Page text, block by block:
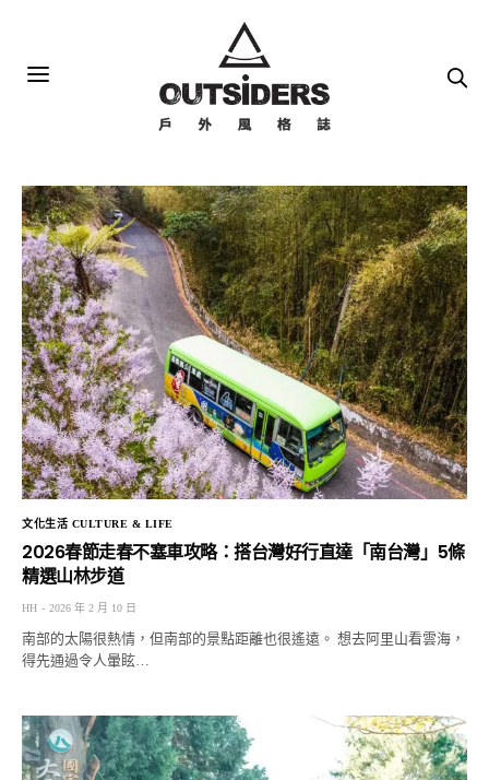
文化生活 CULTURE & LIFE
2026春節走春不塞車攻略：搭台灣好行直達「南台灣」5條
精選山林步道
HH 2026 年 2 月 10 日
南部的太陽很熱情，但南部的景點距離也很遙遠。 想去阿里山看雲海，
得先通過令人暈眩…